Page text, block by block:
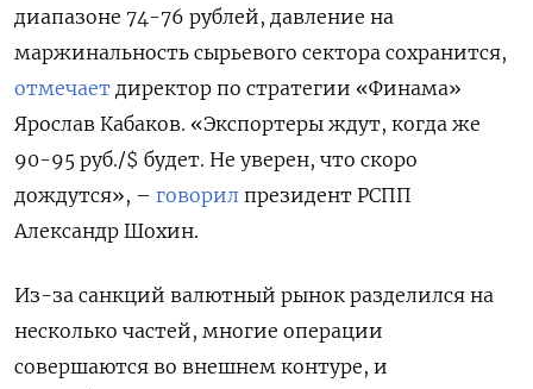
диапазоне 74-76 рублей, давление на
маржинальность сырьевого сектора сохранится,
отмечает директор по стратегии «Финама»
Ярослав Кабаков. «Экспортеры ждут, когда же
90-95 руб./$ будет. Не уверен, что скоро
дождутся», – говорил президент РСПП
Александр Шохин.
Из-за санкций валютный рынок разделился на
несколько частей, многие операции
совершаются во внешнем контуре, и